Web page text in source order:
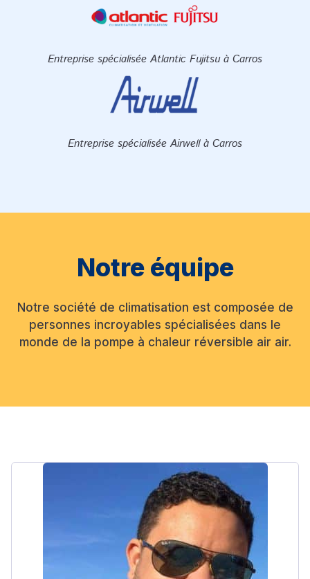
Entreprise spécialisée Atlantic Fujitsu à Carros
Entreprise spécialisée Airwell à Carros
Notre équipe
Notre société de climatisation est composée de
personnes incroyables spécialisées dans le
monde de la pompe à chaleur réversible air air.